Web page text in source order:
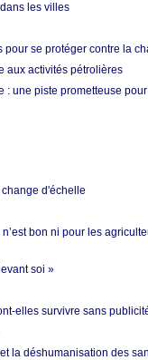
les villes
pour se protéger contre la
aux activités pétrolières
une piste prometteuse
d'échelle
bon ni pour les
soi »
elles survivre sans
la déshumanisation des